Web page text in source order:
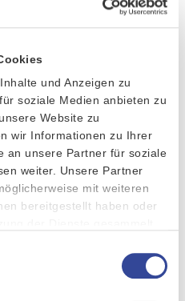
und Anzeigen zu
soziale Medien anbieten zu
Website zu
wir Informationen zu Ihrer
an unsere Partner für soziale
weiter. Unsere Partner
mit weiteren
bereitgestellt haben oder